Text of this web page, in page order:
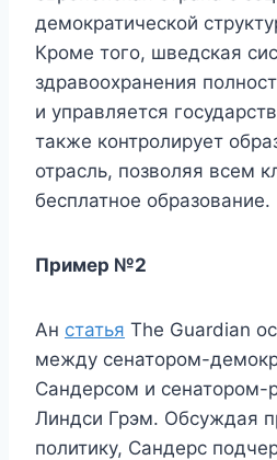
демократической
Кроме того, шведская
здравоохранения
и управляется
также контролирует
отрасль, позволяя всем
бесплатное образование.
Пример №2
Ан статья The Guardian
между сенатором-
Сандерсом и сенатором-
Линдси Грэм. Обсуждая
политику, Сандерс